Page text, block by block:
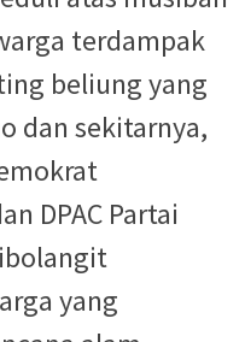
terdampak
beliung yang
dan sekitarnya,
DPAC Partai
yang